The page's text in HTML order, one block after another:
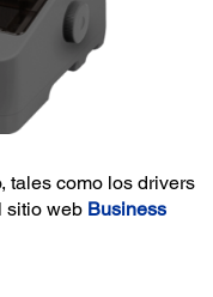
tales como los drivers
sitio web Business